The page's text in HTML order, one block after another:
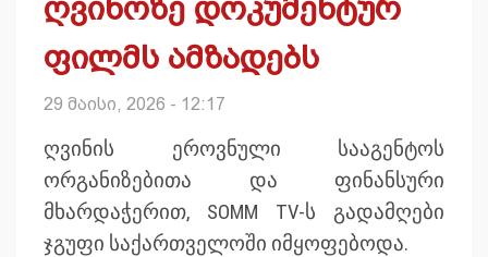
ღვინოზე დოკუმენტურ
ფილმს ამზადებს
29 მაისი, 2026 - 12:17
ღვინის ეროვნული სააგენტოს
ორგანიზებითა და ფინანსური
მხარდაჭერით, SOMM TV-ს გადამღები
ჯგუფი საქართველოში იმყოფებოდა.